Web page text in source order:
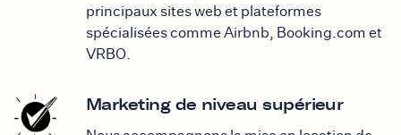
principaux sites web et plateformes
spécialisées comme Airbnb, Booking.com et
VRBO.
Marketing de niveau supérieur